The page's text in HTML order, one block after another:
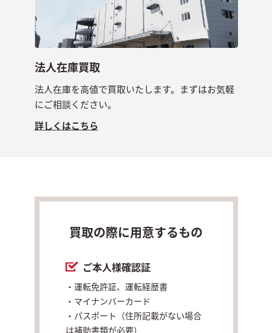
法人在庫買取
法人在庫を高値で買取いたします。まずはお気軽
にご相談ください。
詳しくはこちら
買取の際に用意するもの
ご本人様確認証
・運転免許証、運転経歴書
・マイナンバーカード
・パスポート（住所記載がない場合
は補助書類が必要）